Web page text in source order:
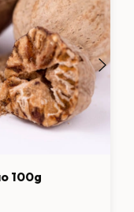
100g